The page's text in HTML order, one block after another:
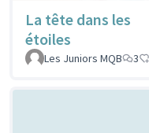
La tête dans les
étoiles
Les Juniors MQB
3